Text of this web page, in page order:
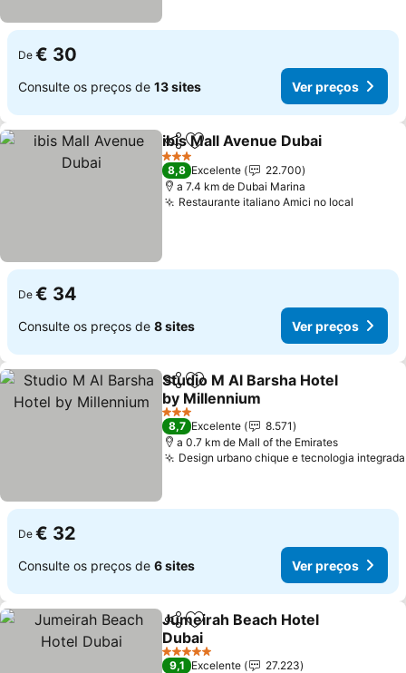
De € 30
Consulte os preços de 13 sites Ver preços
PartilharAdicionar aos favoritos
ibis Mall Avenue Dubai
3 Estrelas
8,8 Excelente
22.700
a 7.4 km de Dubai Marina
Restaurante italiano Amici no local
De € 34
Consulte os preços de 8 sites Ver preços
PartilharAdicionar aos favoritos
Studio M Al Barsha Hotel
by Millennium
3 Estrelas
8,7 Excelente
8.571
a 0.7 km de Mall of the Emirates
Design urbano chique e tecnologia integrada
De € 32
Consulte os preços de 6 sites Ver preços
PartilharAdicionar aos favoritos
Jumeirah Beach Hotel
Dubai
5 Estrelas
9,1 Excelente
27.223